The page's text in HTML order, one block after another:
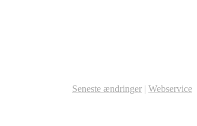
Seneste ændringer | Webservice